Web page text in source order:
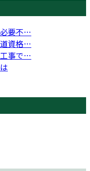
要不…
資格…
事で…